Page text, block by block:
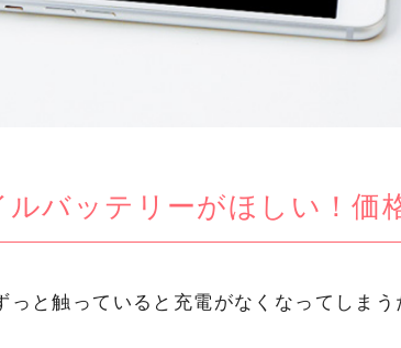
ルバッテリーがほしい！価
っと触っていると充電がなくなってしま